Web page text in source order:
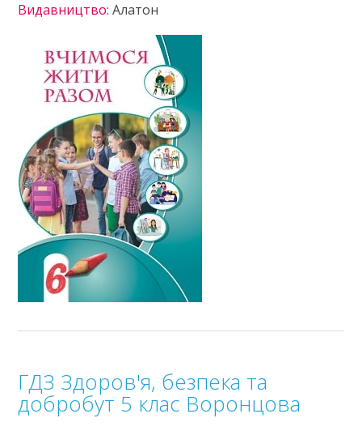
Видавництво:Алатон
ГДЗ Здоров'я, безпека та
добробут 5 клас Воронцова